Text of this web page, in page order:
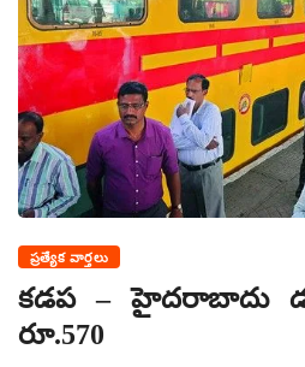
ప్రత్యేక వార్తలు
కడప – హైదరాబాదు
రూ.570